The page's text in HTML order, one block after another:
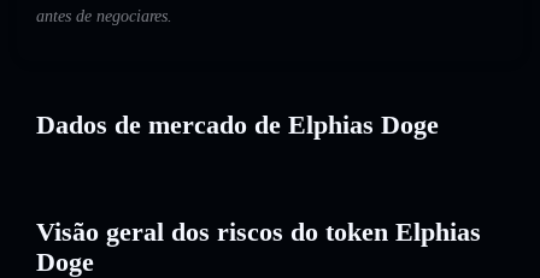
antes de negociares.
Dados de mercado de Elphias Doge
Visão geral dos riscos do token Elphias
Doge